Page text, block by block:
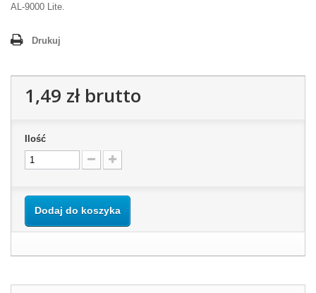
AL-9000 Lite.
Drukuj
1,49 złbrutto
Ilość
Dodaj do koszyka